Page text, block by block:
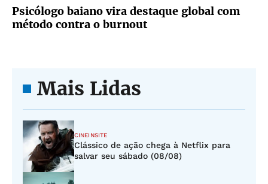
Psicólogo baiano vira destaque global com
método contra o burnout
Mais Lidas
CINEINSITE
Clássico de ação chega à Netflix para
salvar seu sábado (08/08)